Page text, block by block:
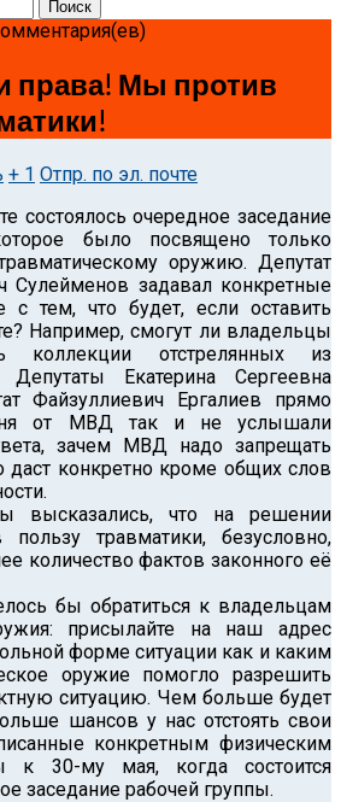
права! Мы против
+ 1 Отпр. по эл. почте
состоялось очередное заседание
было посвящено только
оружию. Депутат
задавал конкретные
с тем, что будет, если оставить
Например, смогут ли владельцы
коллекции отстрелянных из
Депутаты Екатерина Сергеевна
Файзуллиевич Ергалиев прямо
от МВД так и не услышали
зачем МВД надо запрещать
даст конкретно кроме общих слов
высказались, что на решении
травматики, безусловно,
количество фактов законного её
бы обратиться к владельцам
присылайте на наш адрес
форме ситуации как и каким
оружие помогло разрешить
ситуацию. Чем больше будет
шансов у нас отстоять свои
конкретным физическим
к 30-му мая, когда состоится
заседание рабочей группы.